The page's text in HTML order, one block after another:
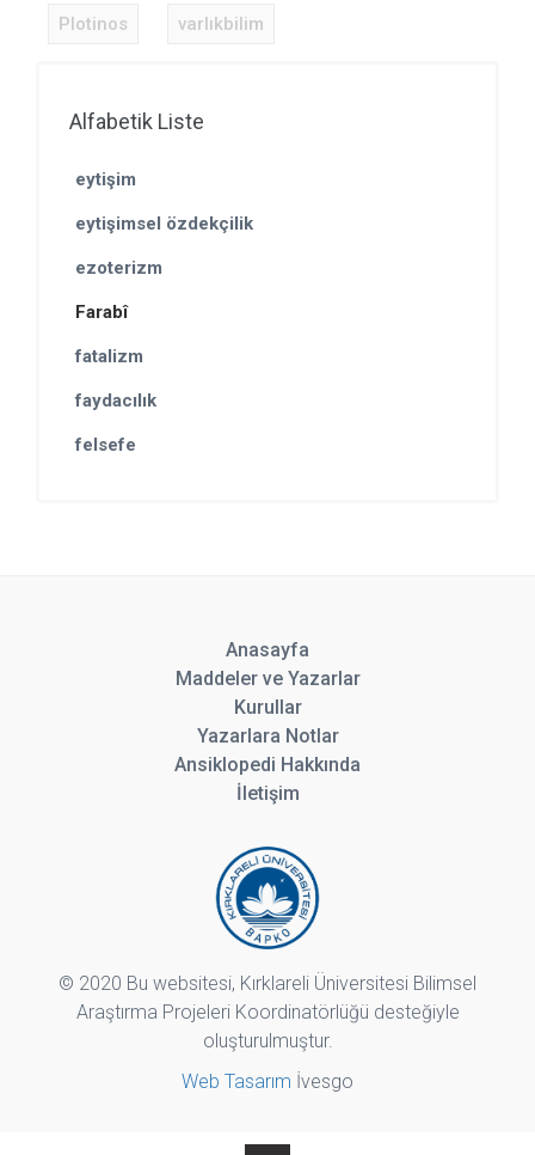
Plotinos varlıkbilim
Alfabetik Liste
eytişim
eytişimsel özdekçilik
ezoterizm
Farabî
fatalizm
faydacılık
felsefe
Anasayfa
Maddeler ve Yazarlar
Kurullar
Yazarlara Notlar
Ansiklopedi Hakkında
İletişim
© 2020 Bu websitesi, Kırklareli Üniversitesi Bilimsel
Araştırma Projeleri Koordinatörlüğü desteğiyle
oluşturulmuştur.
Web Tasarım İvesgo